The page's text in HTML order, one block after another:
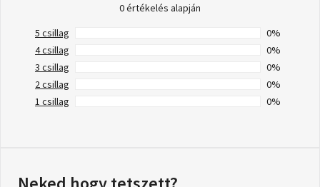
0 értékelés alapján
5 csillag
0%
4 csillag
0%
3 csillag
0%
2 csillag
0%
1 csillag
0%